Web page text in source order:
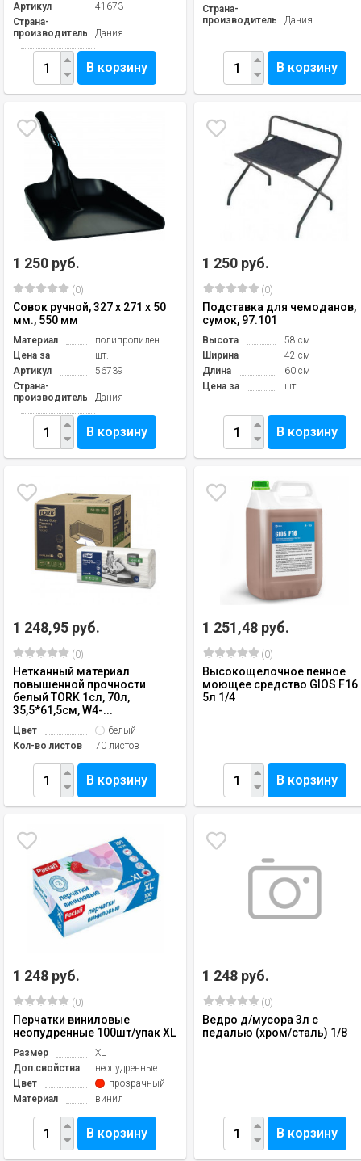
Артикул
41673
Страна-
производитель
Дания
В корзину
Страна-
производитель
Дания
В корзину
1 250 руб.
(0)
Совок ручной, 327 x 271 x 50
мм., 550 мм
Материал
полипропилен
Цена за
шт.
Артикул
56739
Страна-
производитель
Дания
В корзину
1 250 руб.
(0)
Подставка для чемоданов,
сумок, 97.101
Высота
58 см
Ширина
42 см
Длина
60 см
Цена за
шт.
В корзину
1 248,95 руб.
(0)
Нетканный материал
повышенной прочности
белый TORK 1сл, 70л,
35,5*61,5см, W4-...
Цвет
белый
Кол-во листов
70 листов
В корзину
1 251,48 руб.
(0)
Высокощелочное пенное
моющее средство GIOS F16
5л 1/4
В корзину
1 248 руб.
(0)
Перчатки виниловые
неопудренные 100шт/упак XL
Размер
XL
Доп.свойства
неопудренные
Цвет
прозрачный
Материал
винил
В корзину
1 248 руб.
(0)
Ведро д/мусора 3л с
педалью (хром/сталь) 1/8
В корзину